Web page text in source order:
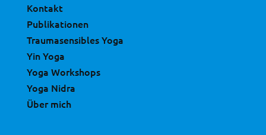
Kontakt
Publikationen
Traumasensibles Yoga
Yin Yoga
Yoga Workshops
Yoga Nidra
Über mich